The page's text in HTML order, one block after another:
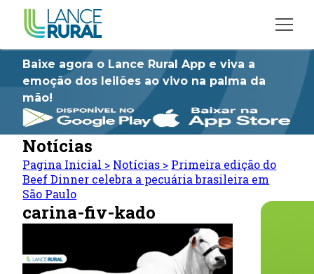
Baixe agora o Lance Rural App e viva a
emoção dos leilões ao vivo na palma da
mão!
Notícias
Pagina Inicial > Notícias > Primeira edição do
Beef Dinner celebra a pecuária brasileira em
São Paulo
carina-fiv-kado